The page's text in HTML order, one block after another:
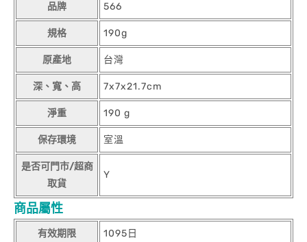
品牌 566
規格 190g
原產地 台灣
深、寬、高 7x7x21.7cm
淨重 190 g
保存環境 室溫
是否可門市/超商
取貨
Y
商品屬性
有效期限 1095日